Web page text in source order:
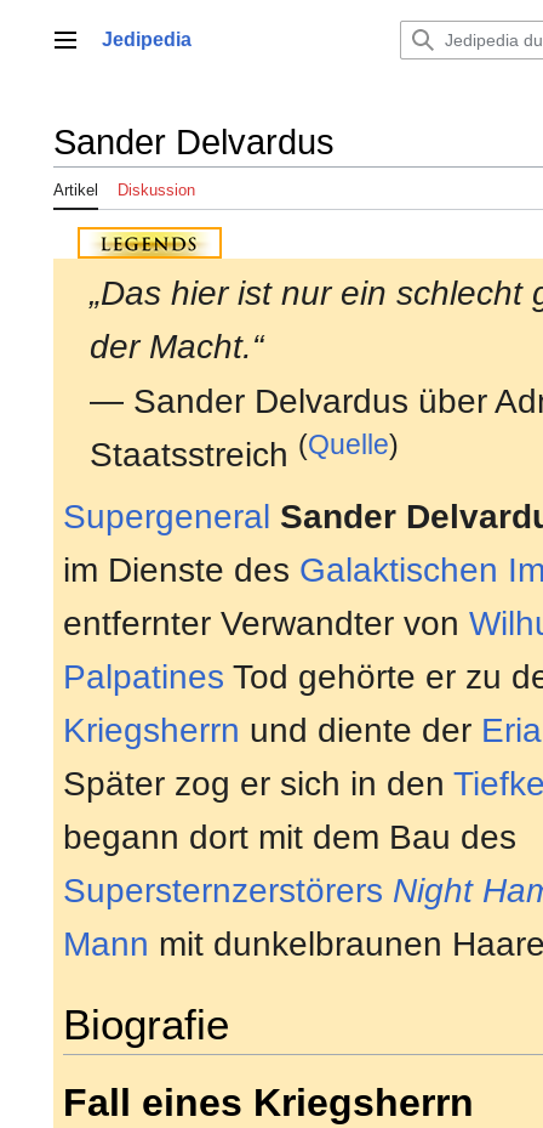
springenHauptmenü
Jedipedia
Sander Delvardus
Artikel Diskussion
„Das hier ist nur ein schlecht
der Macht.“
— Sander Delvardus über
Staatsstreich (Quelle)
Supergeneral Sander
im Dienste des Galaktischen
entfernter Verwandter von
Palpatines Tod gehörte er zu
Kriegsherrn und diente der
Später zog er sich in den
begann dort mit dem Bau des
Supersternzerstörers Night
Mann mit dunkelbraunen
Biografie
Fall eines Kriegsherrn